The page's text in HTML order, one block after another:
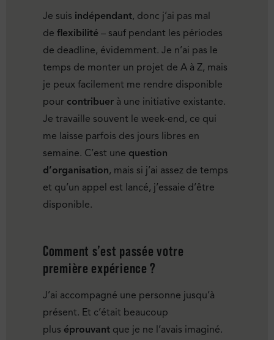
Je suis indépendant, donc j’ai pas mal
de flexibilité – sauf pendant les périodes
de deadline, évidemment. Je n’ai pas le
temps de monter un projet de A à Z, mais
je peux facilement me rendre disponible
pour contribuer à une initiative existante.
Je travaille souvent le week-end, ce qui
me laisse parfois des jours libres en
semaine. C’est une question
d’organisation, mais si j’ai assez de temps
et qu’un appel est lancé, j’essaie d’être
disponible.
Comment s’est passée votre
première expérience ?
J’ai accompagné une personne jusqu’à
présent. Et c’était beaucoup
plus éprouvant que je ne l’avais imaginé.